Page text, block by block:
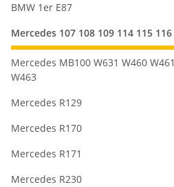
BMW 1er E87
Mercedes 107 108 109 114 115 116
Mercedes MB100 W631 W460 W461
W463
Mercedes R129
Mercedes R170
Mercedes R171
Mercedes R230